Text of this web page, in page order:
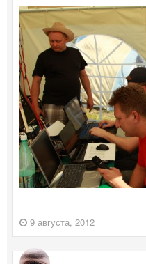
9 августа, 2012